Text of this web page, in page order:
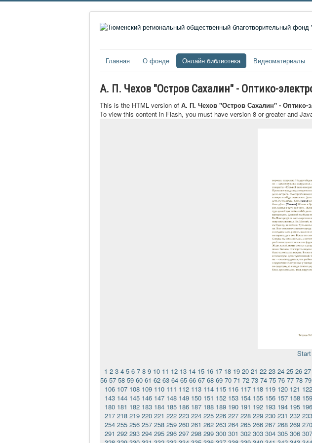
Главная О фонде Онлайн библиотека Видеоматериалы
А. П. Чехов "Остров Сахалин" - Оптико-
This is the HTML version of А. П. Чехов "Остров Сахалин" - Оптико-
To view this content in Flash, you must have version 8 or greater and
Start
1 2 3 4 5 6 7 8 9 10 11 12 13 14 15 16 17 18 19 20 21 22 23 24 25 26 27
56 57 58 59 60 61 62 63 64 65 66 67 68 69 70 71 72 73 74 75 76 77 78 79
106 107 108 109 110 111 112 113 114 115 116 117 118 119 120 121 122
143 144 145 146 147 148 149 150 151 152 153 154 155 156 157 158 159
180 181 182 183 184 185 186 187 188 189 190 191 192 193 194 195 196
217 218 219 220 221 222 223 224 225 226 227 228 229 230 231 232 233
254 255 256 257 258 259 260 261 262 263 264 265 266 267 268 269 270
291 292 293 294 295 296 297 298 299 300 301 302 303 304 305 306 307